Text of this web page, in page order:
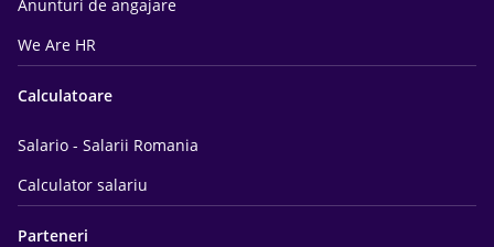
Anunturi de angajare
We Are HR
Calculatoare
Salario - Salarii Romania
Calculator salariu
Parteneri